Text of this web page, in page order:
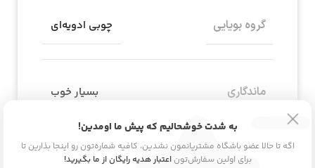
گروه بویایی چوبی ادویه‌ای
ماندگاری بسیار خوب
مناسب برای آقایان
به شدت خوشحالیم که پیش ما اومدین!
اگه تا حالا عضو باشگاه مشتریانمون نشدین، کافیه شماره‌تون رو اینجا بذارین تا
برای اولین سفارش‌توناعتبار هدیه رایگان از ما بگیرید!